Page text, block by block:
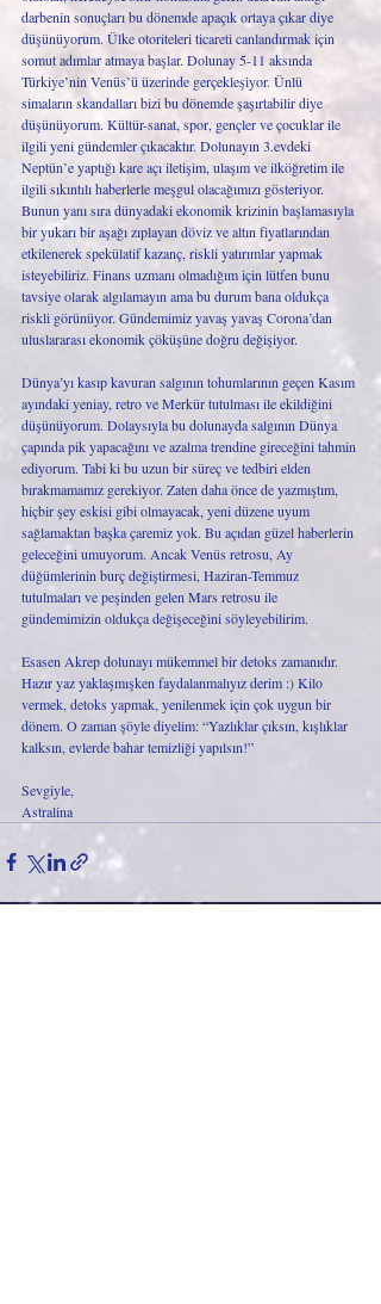
darbenin sonuçları bu dönemde apaçık ortaya çıkar diye
düşünüyorum. Ülke otoriteleri ticareti canlandırmak için
somut adımlar atmaya başlar. Dolunay 5-11 aksında
Türkiye’nin Venüs’ü üzerinde gerçekleşiyor. Ünlü
simaların skandalları bizi bu dönemde şaşırtabilir diye
düşünüyorum. Kültür-sanat, spor, gençler ve çocuklar ile
ilgili yeni gündemler çıkacaktır. Dolunayın 3.evdeki
Neptün’e yaptığı kare açı iletişim, ulaşım ve ilköğretim ile
ilgili sıkıntılı haberlerle meşgul olacağımızı gösteriyor.
Bunun yanı sıra dünyadaki ekonomik krizinin başlamasıyla
bir yukarı bir aşağı zıplayan döviz ve altın fiyatlarından
etkilenerek spekülatif kazanç, riskli yatırımlar yapmak
isteyebiliriz. Finans uzmanı olmadığım için lütfen bunu
tavsiye olarak algılamayın ama bu durum bana oldukça
riskli görünüyor. Gündemimiz yavaş yavaş Corona’dan
uluslararası ekonomik çöküşüne doğru değişiyor.
Dünya’yı kasıp kavuran salgının tohumlarının geçen Kasım
ayındaki yeniay, retro ve Merkür tutulması ile ekildiğini
düşünüyorum. Dolaysıyla bu dolunayda salgının Dünya
çapında pik yapacağını ve azalma trendine gireceğini tahmin
ediyorum. Tabi ki bu uzun bir süreç ve tedbiri elden
bırakmamamız gerekiyor. Zaten daha önce de yazmıştım,
hiçbir şey eskisi gibi olmayacak, yeni düzene uyum
sağlamaktan başka çaremiz yok. Bu açıdan güzel haberlerin
geleceğini umuyorum. Ancak Venüs retrosu, Ay
düğümlerinin burç değiştirmesi, Haziran-Temmuz
tutulmaları ve peşinden gelen Mars retrosu ile
gündemimizin oldukça değişeceğini söyleyebilirim.
Esasen Akrep dolunayı mükemmel bir detoks zamanıdır.
Hazır yaz yaklaşmışken faydalanmalıyız derim :) Kilo
vermek, detoks yapmak, yenilenmek için çok uygun bir
dönem. O zaman şöyle diyelim: “Yazlıklar çıksın, kışlıklar
kalksın, evlerde bahar temizliği yapılsın!”
Sevgiyle,
Astralina